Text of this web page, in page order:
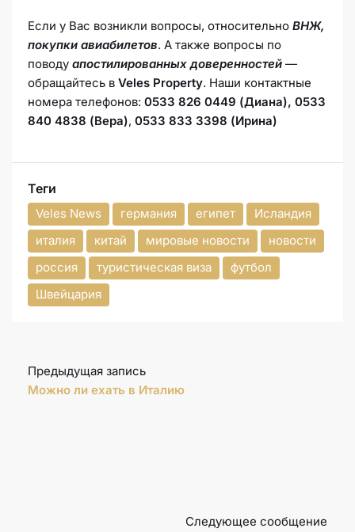
Если у Вас возникли вопросы, относительно ВНЖ,
покупки авиабилетов. А также вопросы по
поводу апостилированных доверенностей —
обращайтесь в Veles Property. Наши контактные
номера телефонов: 0533 826 0449 (Диана), 0533
840 4838 (Вера), 0533 833 3398 (Ирина)
Теги
Veles News германия египет
Исландия
италия
китай мировые новости
новости
россия
туристическая виза
футбол
Швейцария
Предыдущая запись
Можно ли ехать в Италию
Следующее сообщение